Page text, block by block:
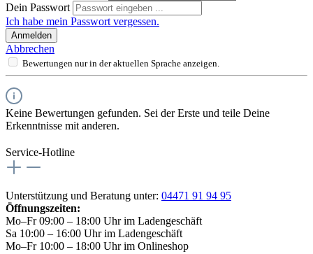
Dein Passwort
Ich habe mein Passwort vergessen.
Anmelden
Abbrechen
Bewertungen nur in der aktuellen Sprache anzeigen.
Keine Bewertungen gefunden. Sei der Erste und teile Deine
Erkenntnisse mit anderen.
Service-Hotline
Unterstützung und Beratung unter: 04471 91 94 95
Öffnungszeiten:
Mo–Fr 09:00 – 18:00 Uhr im Ladengeschäft
Sa 10:00 – 16:00 Uhr im Ladengeschäft
Mo–Fr 10:00 – 18:00 Uhr im Onlineshop